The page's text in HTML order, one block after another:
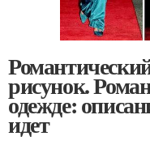
рисунок.
одежде:
идет